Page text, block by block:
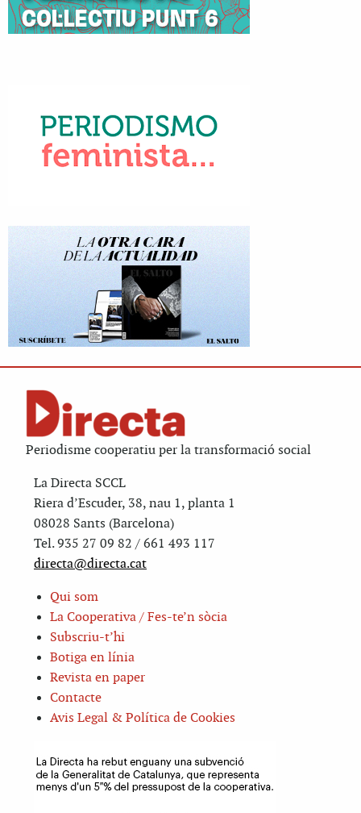
Periodisme cooperatiu per la transformació social
La Directa SCCL
Riera d’Escuder, 38, nau 1, planta 1
08028 Sants (Barcelona)
Tel. 935 27 09 82 / 661 493 117
directa@directa.cat
Qui som
La Cooperativa / Fes-te’n sòcia
Subscriu-t’hi
Botiga en línia
Revista en paper
Contacte
Avis Legal & Política de Cookies